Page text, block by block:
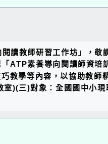
讀教師研習工作坊」，敬
ATP素養導向閱讀師資培
教學等內容，以協助教師
)(三)對象：全國國中小